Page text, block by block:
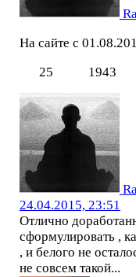
На сайте с
25
1943
24.04.2015, 23:51
Отлично
сформулировать ,
, и белого не
не совсем такой...